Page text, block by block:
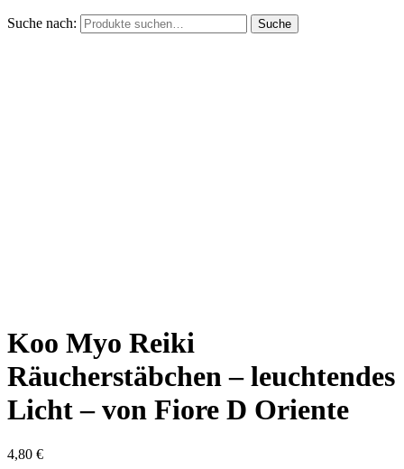
Suche nach: Suche
Koo Myo Reiki
Räucherstäbchen – leuchtendes
Licht – von Fiore D Oriente
4,80 €